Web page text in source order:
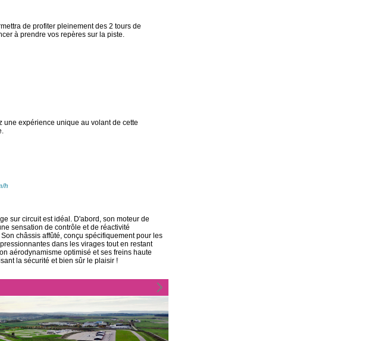
de profiter pleinement des 2 tours de
à prendre vos repères sur la piste.
une expérience unique au volant de cette
h
sur circuit est idéal. D'abord, son moteur de
sensation de contrôle et de réactivité
châssis affûté, conçu spécifiquement pour les
dans les virages tout en restant
aérodynamisme optimisé et ses freins haute
la sécurité et bien sûr le plaisir !